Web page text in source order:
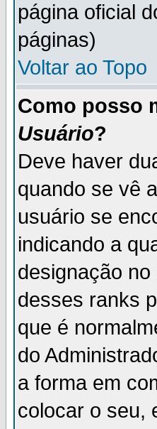
página oficial
páginas)
Voltar ao Topo
Como posso
Usuário?
Deve haver
quando se vê
usuário se
indicando a
designação
desses ranks
que é
do
a forma em
colocar o seu,